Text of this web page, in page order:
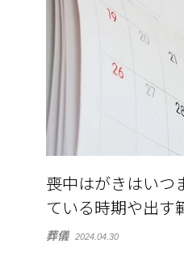
喪中はがきはいつ
ている時期や出す
葬儀 2024.04.30